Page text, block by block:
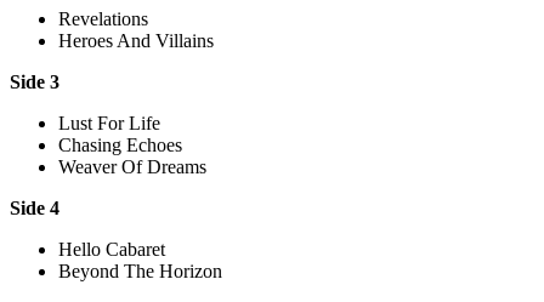
Revelations
Heroes And Villains
Side 3
Lust For Life
Chasing Echoes
Weaver Of Dreams
Side 4
Hello Cabaret
Beyond The Horizon